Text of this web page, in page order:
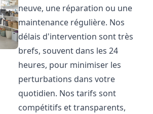
neuve, une réparation ou une
maintenance régulière. Nos
délais d'intervention sont très
brefs, souvent dans les 24
heures, pour minimiser les
perturbations dans votre
quotidien. Nos tarifs sont
compétitifs et transparents,